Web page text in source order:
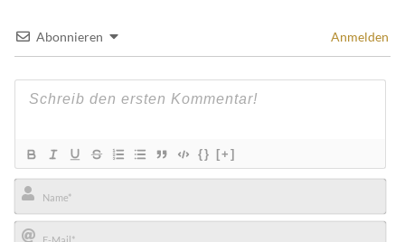
Abonnieren Anmelden
{} [+]
Name*